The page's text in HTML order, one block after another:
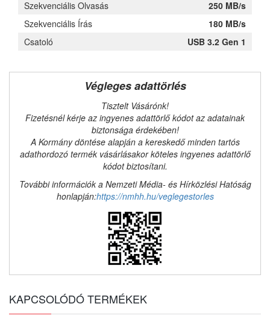
Szekvenciális Olvasás
250 MB/s
Szekvenciális Írás
180 MB/s
Csatoló
USB 3.2 Gen 1
Végleges adattörlés
Tisztelt Vásárónk!
Fizetésnél kérje az ingyenes adattörlő kódot az adatainak
biztonsága érdekében!
A Kormány döntése alapján a kereskedő minden tartós
adathordozó termék vásárlásakor köteles ingyenes adattörlő
kódot biztosítani.
További információk a Nemzeti Média- és Hírközlési Hatóság
honlapján:https://nmhh.hu/veglegestorles
KAPCSOLÓDÓ TERMÉKEK